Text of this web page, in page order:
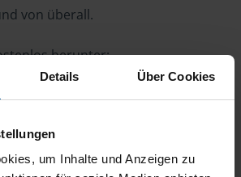
Details Über Cookies
um Inhalte und Anzeigen zu
von überall.
herunter: